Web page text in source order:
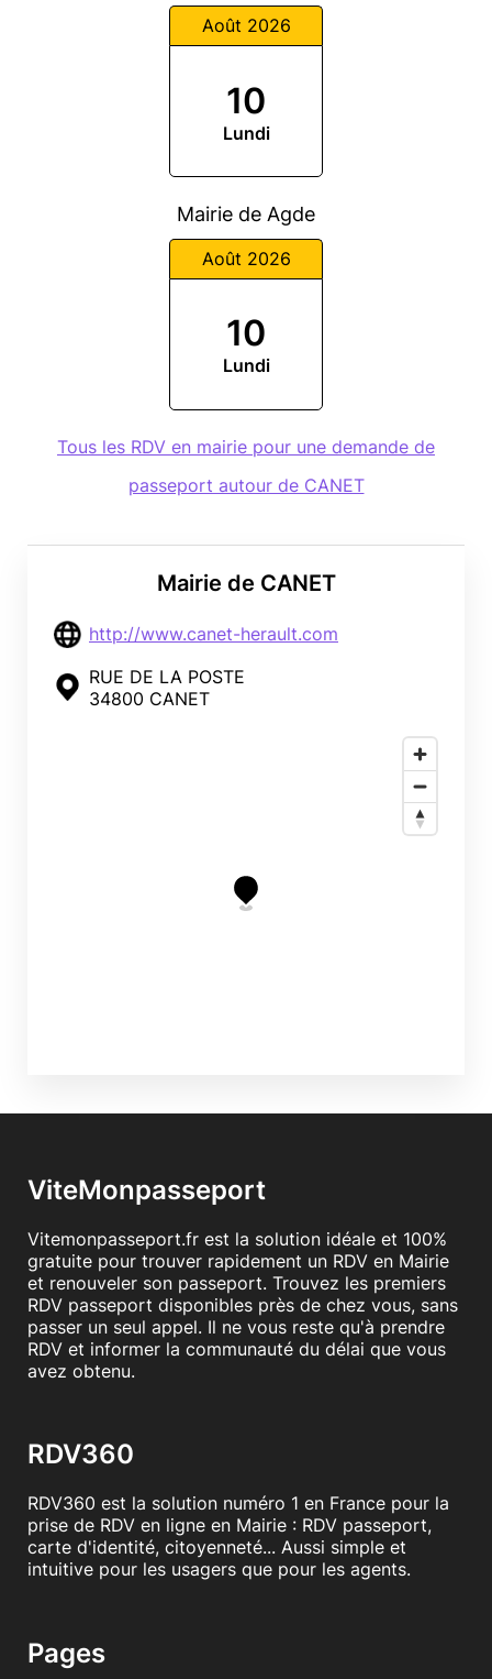
Mairie de CANET
http://www.canet-herault.com
RUE DE LA POSTE
34800 CANET
Août 2026
10
Lundi
Mairie de Agde
Août 2026
10
Lundi
Tous les RDV en mairie pour une demande de
passeport autour de CANET
ViteMonpasseport
Vitemonpasseport.fr est la solution idéale et 100%
gratuite pour trouver rapidement un RDV en Mairie
et renouveler son passeport. Trouvez les premiers
RDV passeport disponibles près de chez vous, sans
passer un seul appel. Il ne vous reste qu'à prendre
RDV et informer la communauté du délai que vous
avez obtenu.
RDV360
RDV360 est la solution numéro 1 en France pour la
prise de RDV en ligne en Mairie : RDV passeport,
carte d'identité, citoyenneté... Aussi simple et
intuitive pour les usagers que pour les agents.
Pages